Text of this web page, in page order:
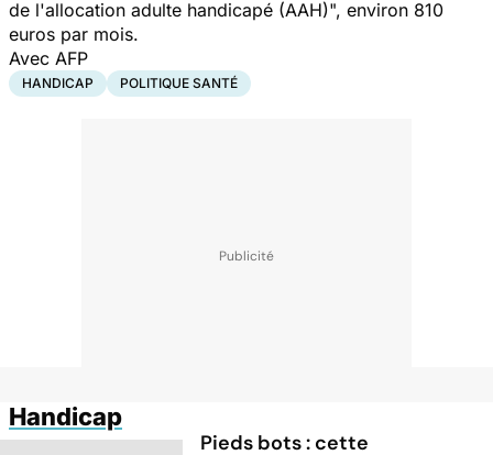
de l'allocation adulte handicapé (AAH)", environ 810
euros par mois.
Avec AFP
HANDICAP POLITIQUE SANTÉ
Handicap
Pieds bots : cette